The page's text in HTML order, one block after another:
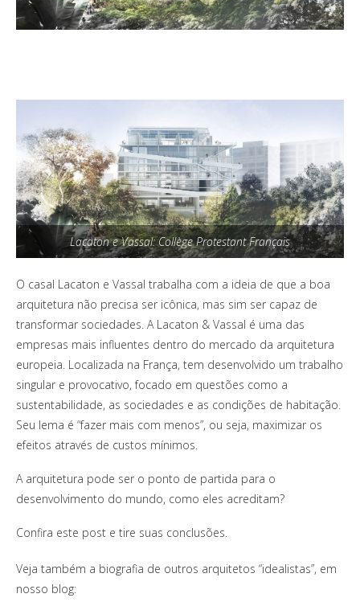
Lacaton e Vassal: Collège Protestant Français
O casal Lacaton e Vassal trabalha com a ideia de que a boa
arquitetura não precisa ser icônica, mas sim ser capaz de
transformar sociedades. A Lacaton & Vassal é uma das
empresas mais influentes dentro do mercado da arquitetura
europeia. Localizada na França, tem desenvolvido um trabalho
singular e provocativo, focado em questões como a
sustentabilidade, as sociedades e as condições de habitação.
Seu lema é “fazer mais com menos”, ou seja, maximizar os
efeitos através de custos mínimos.
A arquitetura pode ser o ponto de partida para o
desenvolvimento do mundo, como eles acreditam?
Confira este post e tire suas conclusões.
Veja também a biografia de outros arquitetos “idealistas”, em
nosso blog: